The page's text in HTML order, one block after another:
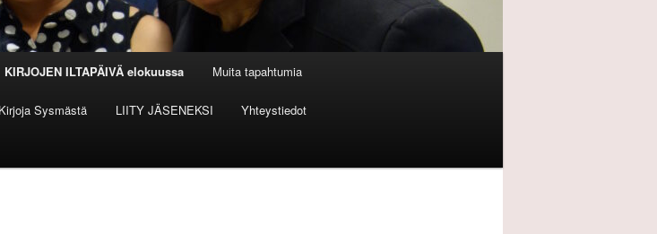
KIRJOJEN ILTAPÄIVÄ elokuussa Muita tapahtumia
Kirjoja Sysmästä LIITY JÄSENEKSI Yhteystiedot